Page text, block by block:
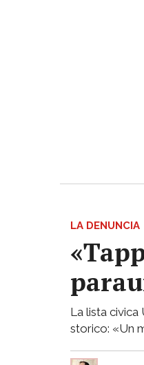
LA DENUNCIA
La lista civica
storico: «Un